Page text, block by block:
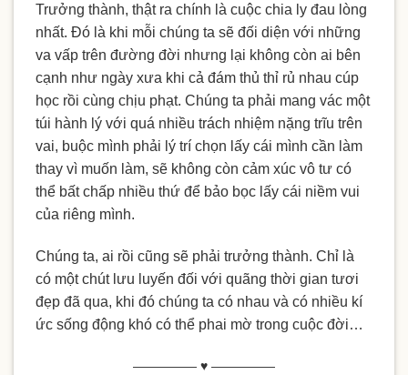
Trưởng thành, thật ra chính là cuộc chia ly đau lòng
nhất. Đó là khi mỗi chúng ta sẽ đối diện với những
va vấp trên đường đời nhưng lại không còn ai bên
cạnh như ngày xưa khi cả đám thủ thỉ rủ nhau cúp
học rồi cùng chịu phạt. Chúng ta phải mang vác một
túi hành lý với quá nhiều trách nhiệm nặng trĩu trên
vai, buộc mình phải lý trí chọn lấy cái mình cần làm
thay vì muốn làm, sẽ không còn cảm xúc vô tư có
thể bất chấp nhiều thứ để bảo bọc lấy cái niềm vui
của riêng mình.
Chúng ta, ai rồi cũng sẽ phải trưởng thành. Chỉ là
có một chút lưu luyến đối với quãng thời gian tươi
đẹp đã qua, khi đó chúng ta có nhau và có nhiều kí
ức sống động khó có thể phai mờ trong cuộc đời…
————— ♥ —————